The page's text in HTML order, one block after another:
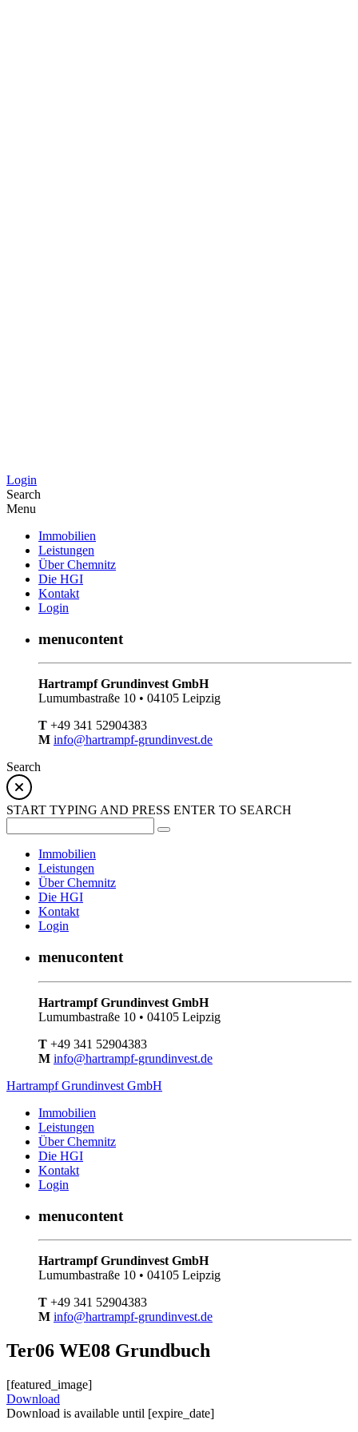
Login
Search
Menu
Immobilien
Leistungen
Über Chemnitz
Die HGI
Kontakt
Login
menucontent
Hartrampf Grundinvest GmbH
Lumumbastraße 10 • 04105 Leipzig
T +49 341 52904383
M info@hartrampf-grundinvest.de
Search
START TYPING AND PRESS ENTER TO SEARCH
Immobilien
Leistungen
Über Chemnitz
Die HGI
Kontakt
Login
menucontent
Hartrampf Grundinvest GmbH
Lumumbastraße 10 • 04105 Leipzig
T +49 341 52904383
M info@hartrampf-grundinvest.de
Hartrampf Grundinvest GmbH
Immobilien
Leistungen
Über Chemnitz
Die HGI
Kontakt
Login
menucontent
Hartrampf Grundinvest GmbH
Lumumbastraße 10 • 04105 Leipzig
T +49 341 52904383
M info@hartrampf-grundinvest.de
Ter06 WE08 Grundbuch
[featured_image]
Download
Download is available until [expire_date]